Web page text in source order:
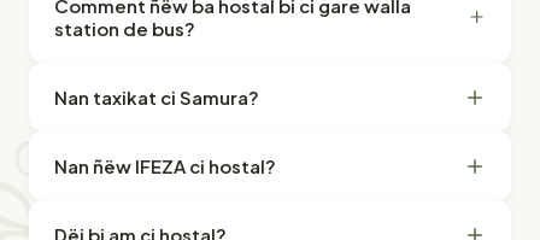
Comment ñëw ba hostal bi ci gare walla
station de bus?
Nan taxikat ci Samura?
Nan ñëw IFEZA ci hostal?
Dëj bi am ci hostal?